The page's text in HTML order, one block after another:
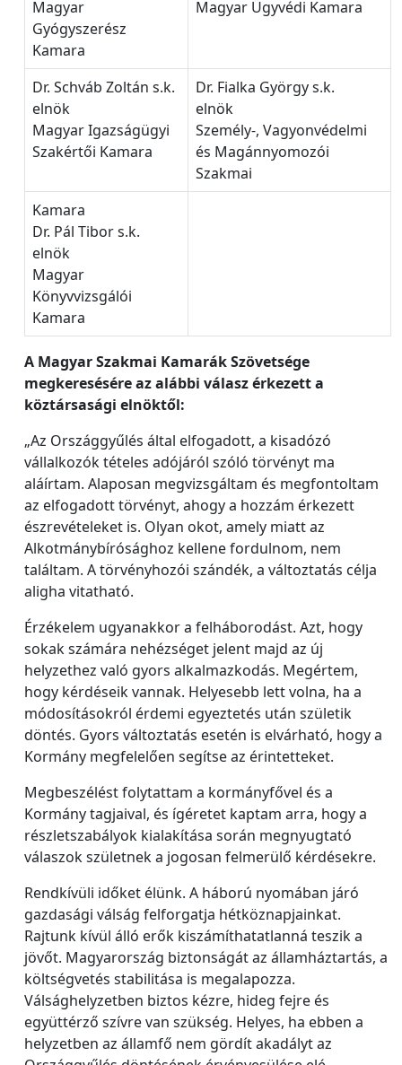
Magyar
Gyógyszerész
Kamara
Magyar Ügyvédi Kamara
Dr. Schváb Zoltán s.k.
elnök
Magyar Igazságügyi
Szakértői Kamara
Dr. Fialka György s.k.
elnök
Személy-, Vagyonvédelmi
és Magánnyomozói
Szakmai
Kamara
Dr. Pál Tibor s.k.
elnök
Magyar
Könyvvizsgálói
Kamara
A Magyar Szakmai Kamarák Szövetsége
megkeresésére az alábbi válasz érkezett a
köztársasági elnöktől:
„Az Országgyűlés által elfogadott, a kisadózó
vállalkozók tételes adójáról szóló törvényt ma
aláírtam. Alaposan megvizsgáltam és megfontoltam
az elfogadott törvényt, ahogy a hozzám érkezett
észrevételeket is. Olyan okot, amely miatt az
Alkotmánybírósághoz kellene fordulnom, nem
találtam. A törvényhozói szándék, a változtatás célja
aligha vitatható.
Érzékelem ugyanakkor a felháborodást. Azt, hogy
sokak számára nehézséget jelent majd az új
helyzethez való gyors alkalmazkodás. Megértem,
hogy kérdéseik vannak. Helyesebb lett volna, ha a
módosításokról érdemi egyeztetés után születik
döntés. Gyors változtatás esetén is elvárható, hogy a
Kormány megfelelően segítse az érintetteket.
Megbeszélést folytattam a kormányfővel és a
Kormány tagjaival, és ígéretet kaptam arra, hogy a
részletszabályok kialakítása során megnyugtató
válaszok születnek a jogosan felmerülő kérdésekre.
Rendkívüli időket élünk. A háború nyomában járó
gazdasági válság felforgatja hétköznapjainkat.
Rajtunk kívül álló erők kiszámíthatatlanná teszik a
jövőt. Magyarország biztonságát az államháztartás, a
költségvetés stabilitása is megalapozza.
Válsághelyzetben biztos kézre, hideg fejre és
együttérző szívre van szükség. Helyes, ha ebben a
helyzetben az államfő nem gördít akadályt az